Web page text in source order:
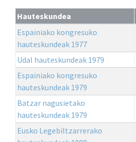
Hauteskundea
Espainiako kongresuko
hauteskundeak 1977
Udal hauteskundeak 1979
Espainiako kongresuko
hauteskundeak 1979
Batzar nagusietako
hauteskundeak 1979
Eusko Legebiltzarrerako